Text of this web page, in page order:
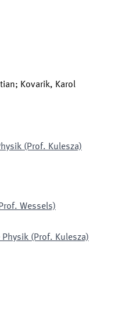
Kovarik, Karol
(Prof. Kulesza)
Wessels)
(Prof. Kulesza)